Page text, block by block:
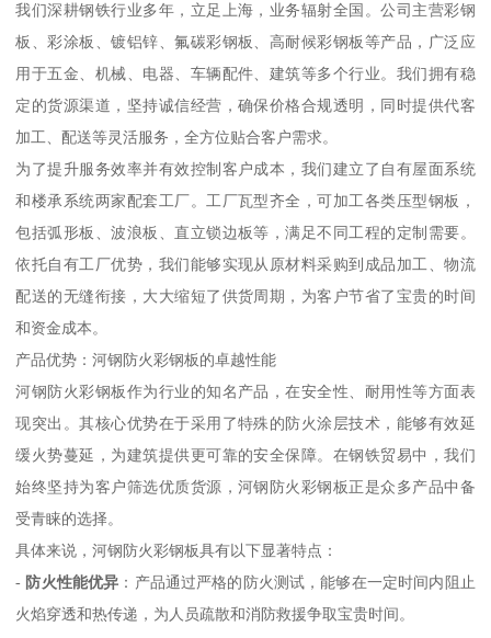
我们深耕钢铁行业多年，立足上海，业务辐射全国。公司主营彩钢
板、彩涂板、镀铝锌、氟碳彩钢板、高耐候彩钢板等产品，广泛应
用于五金、机械、电器、车辆配件、建筑等多个行业。我们拥有稳
定的货源渠道，坚持诚信经营，确保价格合规透明，同时提供代客
加工、配送等灵活服务，全方位贴合客户需求。
为了提升服务效率并有效控制客户成本，我们建立了自有屋面系统
和楼承系统两家配套工厂。工厂瓦型齐全，可加工各类压型钢板，
包括弧形板、波浪板、直立锁边板等，满足不同工程的定制需要。
依托自有工厂优势，我们能够实现从原材料采购到成品加工、物流
配送的无缝衔接，大大缩短了供货周期，为客户节省了宝贵的时间
和资金成本。
产品优势：河钢防火彩钢板的卓越性能
河钢防火彩钢板作为行业的知名产品，在安全性、耐用性等方面表
现突出。其核心优势在于采用了特殊的防火涂层技术，能够有效延
缓火势蔓延，为建筑提供更可靠的安全保障。在钢铁贸易中，我们
始终坚持为客户筛选优质货源，河钢防火彩钢板正是众多产品中备
受青睐的选择。
具体来说，河钢防火彩钢板具有以下显著特点：
- 防火性能优异 ：产品通过严格的防火测试，能够在一定时间内阻止
火焰穿透和热传递，为人员疏散和消防救援争取宝贵时间。